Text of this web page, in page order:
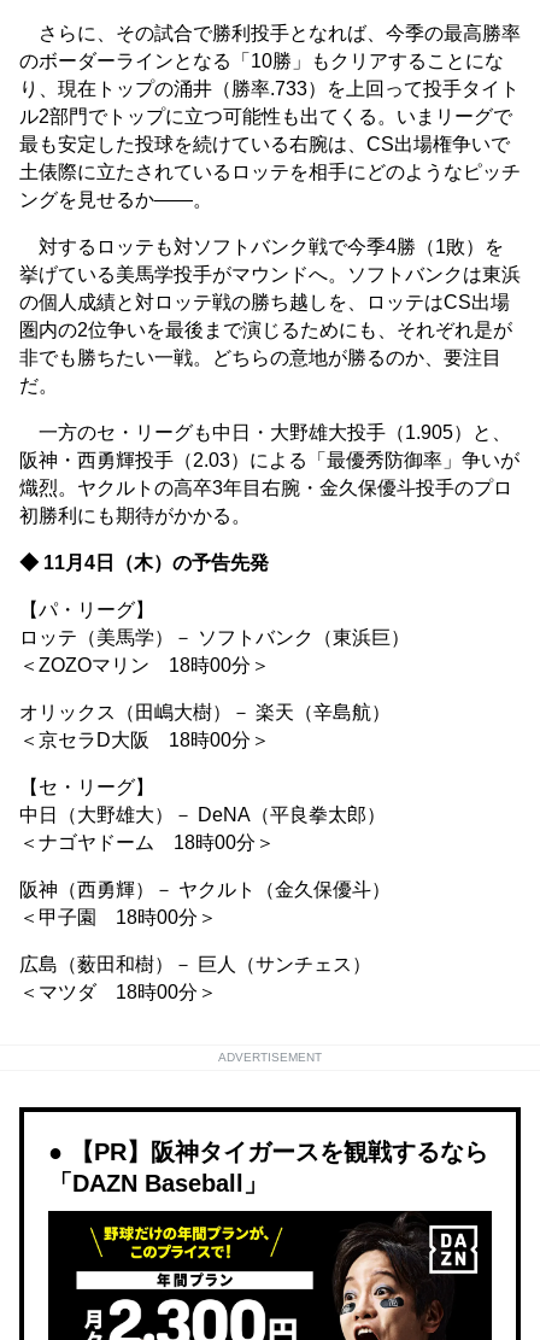
さらに、その試合で勝利投手となれば、今季の最高勝率
のボーダーラインとなる「10勝」もクリアすることにな
り、現在トップの涌井（勝率.733）を上回って投手タイト
ル2部門でトップに立つ可能性も出てくる。いまリーグで
最も安定した投球を続けている右腕は、CS出場権争いで
土俵際に立たされているロッテを相手にどのようなピッチ
ングを見せるか――。
対するロッテも対ソフトバンク戦で今季4勝（1敗）を
挙げている美馬学投手がマウンドへ。ソフトバンクは東浜
の個人成績と対ロッテ戦の勝ち越しを、ロッテはCS出場
圏内の2位争いを最後まで演じるためにも、それぞれ是が
非でも勝ちたい一戦。どちらの意地が勝るのか、要注目
だ。
一方のセ・リーグも中日・大野雄大投手（1.905）と、
阪神・西勇輝投手（2.03）による「最優秀防御率」争いが
熾烈。ヤクルトの高卒3年目右腕・金久保優斗投手のプロ
初勝利にも期待がかかる。
◆ 11月4日（木）の予告先発
【パ・リーグ】
ロッテ（美馬学）－ ソフトバンク（東浜巨）
＜ZOZOマリン 18時00分＞
オリックス（田嶋大樹）－ 楽天（辛島航）
＜京セラD大阪 18時00分＞
【セ・リーグ】
中日（大野雄大）－ DeNA（平良拳太郎）
＜ナゴヤドーム 18時00分＞
阪神（西勇輝）－ ヤクルト（金久保優斗）
＜甲子園 18時00分＞
広島（薮田和樹）－ 巨人（サンチェス）
＜マツダ 18時00分＞
ADVERTISEMENT
【PR】阪神タイガースを観戦するなら
「DAZN Baseball」